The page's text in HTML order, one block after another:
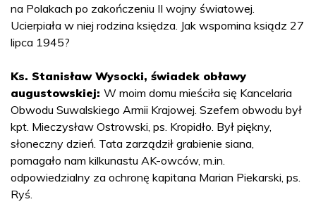
na Polakach po zakończeniu II wojny światowej.
Ucierpiała w niej rodzina księdza. Jak wspomina ksiądz 27
lipca 1945?
Ks. Stanisław Wysocki, świadek obławy
augustowskiej: W moim domu mieściła się Kancelaria
Obwodu Suwalskiego Armii Krajowej. Szefem obwodu był
kpt. Mieczysław Ostrowski, ps. Kropidło. Był piękny,
słoneczny dzień. Tata zarządził grabienie siana,
pomagało nam kilkunastu AK-owców, m.in.
odpowiedzialny za ochronę kapitana Marian Piekarski, ps.
Ryś.